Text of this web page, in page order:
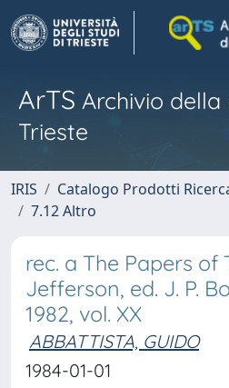
ArTS Archivio della
Trieste
IRIS Catalogo Prodotti
7.12 Altro
rec. a The Papers of
Jefferson, ed. J. P.
1982, vol. XX
ABBATTISTA, GUIDO
1984-01-01